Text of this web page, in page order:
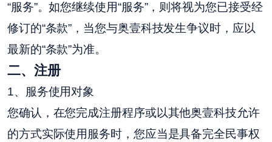
“服务”。如您继续使用“服务”，则将视为您已接受经
修订的“条款”，当您与奥壹科技发生争议时，应以
最新的“条款”为准。
二、注册
1、服务使用对象
您确认，在您完成注册程序或以其他奥壹科技允许
的方式实际使用服务时，您应当是具备完全民事权